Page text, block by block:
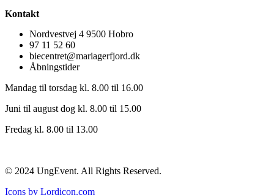
Kontakt
Nordvestvej 4 9500 Hobro
97 11 52 60
biecentret@mariagerfjord.dk
Åbningstider
Mandag til torsdag kl. 8.00 til 16.00
Juni til august dog kl. 8.00 til 15.00
Fredag kl. 8.00 til 13.00
© 2024 UngEvent. All Rights Reserved.
Icons by Lordicon.com